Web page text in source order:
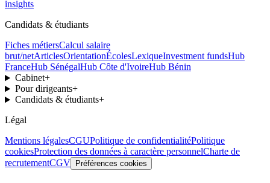
insights
Candidats & étudiants
Fiches métiersCalcul salaire
brut/netArticlesOrientationÉcolesLexiqueInvestment fundsHub
FranceHub SénégalHub Côte d'IvoireHub Bénin
Cabinet+
Pour dirigeants+
Candidats & étudiants+
Légal
Mentions légalesCGUPolitique de confidentialitéPolitique
cookiesProtection des données à caractère personnelCharte de
recrutementCGV Préférences cookies